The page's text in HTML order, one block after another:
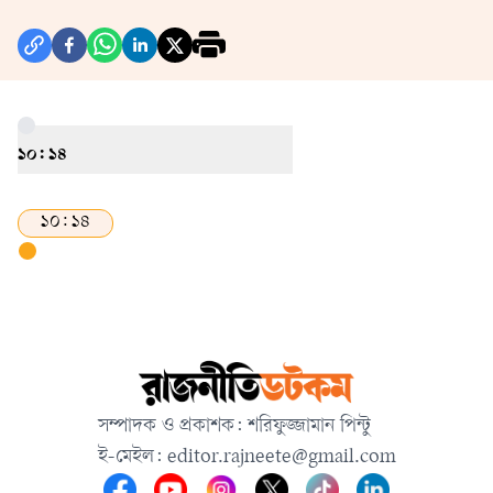
১০: ১৪
১০: ১৪
সম্পাদক ও প্রকাশক: শরিফুজ্জামান পিন্টু
ই-মেইল: editor.rajneete@gmail.com